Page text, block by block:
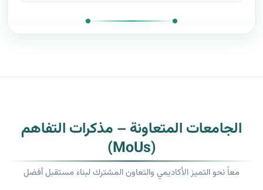
الجامعات المتعاونة – مذكرات التفاهم
(MoUs)
معاً نحو التميز الأكاديمي والتعاون المشترك لبناء مستقبل أفضل